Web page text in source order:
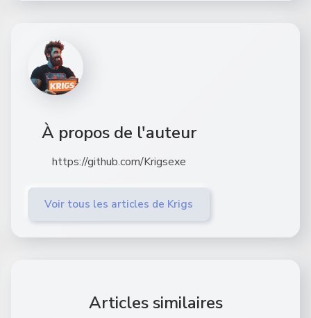
À propos de l'auteur
https://github.com/Krigsexe
Voir tous les articles de Krigs
Articles similaires